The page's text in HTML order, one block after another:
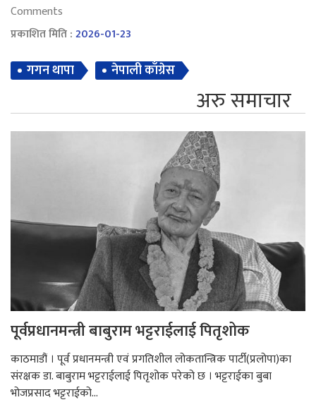
Comments
प्रकाशित मिति :2026-01-23
गगन थापा नेपाली काँग्रेस
अरु समाचार
पूर्वप्रधानमन्त्री बाबुराम भट्टराईलाई पितृशोक
काठमाडौं । पूर्व प्रधानमन्त्री एवं प्रगतिशील लोकतान्त्रिक पार्टी(प्रलोपा)का
संरक्षक डा. बाबुराम भट्टराईलाई पितृशोक परेको छ । भट्टराईका बुबा
भोजप्रसाद भट्टराईको...